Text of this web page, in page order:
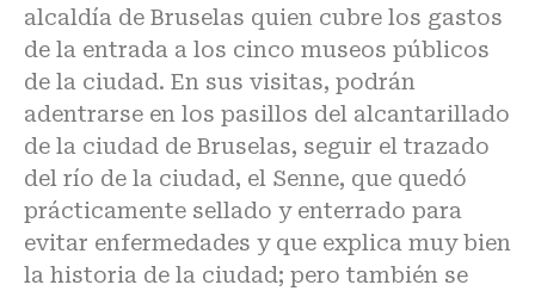
alcaldía de Bruselas quien cubre los gastos
de la entrada a los cinco museos públicos
de la ciudad. En sus visitas, podrán
adentrarse en los pasillos del alcantarillado
de la ciudad de Bruselas, seguir el trazado
del río de la ciudad, el Senne, que quedó
prácticamente sellado y enterrado para
evitar enfermedades y que explica muy bien
la historia de la ciudad; pero también se